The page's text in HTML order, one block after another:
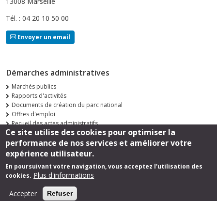
Tél. : 04 20 10 50 00
Envoyer un email
Démarches administratives
Marchés publics
Rapports d'activités
Documents de création du parc national
Offres d'emploi
Recueil des actes administratifs
Consultations publiques
Suivez-nous
Ce site utilise des cookies pour optimiser la
performance de nos services et améliorer votre
expérience utilisateur.
En poursuivant votre navigation, vous acceptez l'utilisation des
cookies. Plus d'informations
Accepter
Refuser